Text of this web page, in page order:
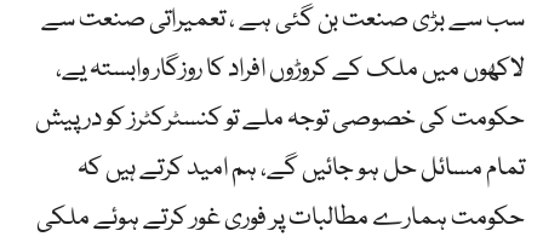
سب سے بڑی صنعت بن گئی ہے ، تعمیراتی صنعت سے
لاکھوں میں ملک کے کروڑوں افراد کا روزگار وابستہ یے،
حکومت کی خصوصی توجہ ملے تو کنسٹرکٹرز کو درپیش
تمام مسائل حل ہو جائیں گے، ہم امید کرتے ہیں کہ
حکومت ہمارے مطالبات پر فوری غور کرتے ہوئے ملکی